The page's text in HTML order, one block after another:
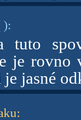
):
je rovno
je jasné
: